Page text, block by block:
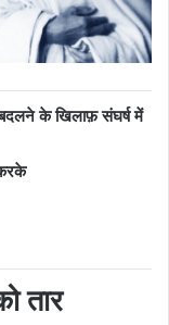
के खिलाफ़ संघर्ष में
तार